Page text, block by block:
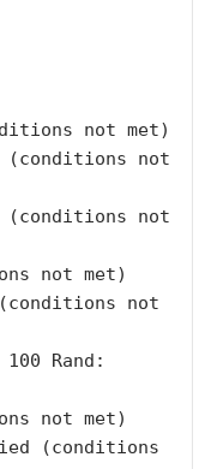
not met)
(conditions not
(conditions not
not met)
not
Rand:
not met)
(conditions